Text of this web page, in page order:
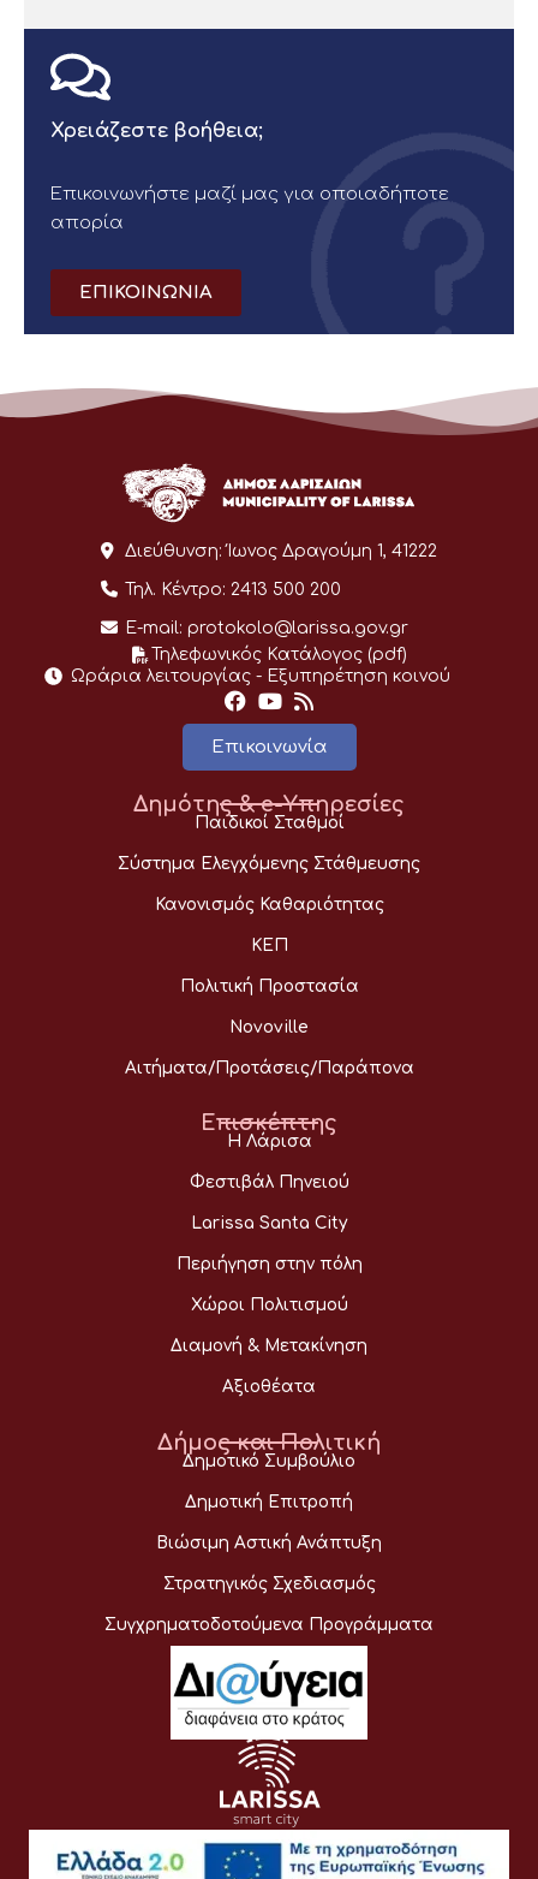
Χρειάζεστε βοήθεια;
Επικοινωνήστε μαζί μας για οποιαδήποτε
απορία
ΕΠΙΚΟΙΝΩΝΙΑ
Διεύθυνση: Ίωνος Δραγούμη 1, 41222
Τηλ. Κέντρο: 2413 500 200
E-mail: protokolo@larissa.gov.gr
Τηλεφωνικός Κατάλογος (pdf)
Ωράρια λειτουργίας - Eξυπηρέτηση κοινού
Επικοινωνία
Δημότης & e-Υπηρεσίες
Παιδικοί Σταθμοί
Σύστημα Ελεγχόμενης Στάθμευσης
Κανονισμός Καθαριότητας
ΚΕΠ
Πολιτική Προστασία
Novoville
Αιτήματα/Προτάσεις/Παράπονα
Επισκέπτης
Η Λάρισα
Φεστιβάλ Πηνειού
Larissa Santa City
Περιήγηση στην πόλη
Χώροι Πολιτισμού
Διαμονή & Μετακίνηση
Αξιοθέατα
Δήμος και Πολιτική
Δημοτικό Συμβούλιο
Δημοτική Επιτροπή
Βιώσιμη Αστική Ανάπτυξη
Στρατηγικός Σχεδιασμός
Συγχρηματοδοτούμενα Προγράμματα